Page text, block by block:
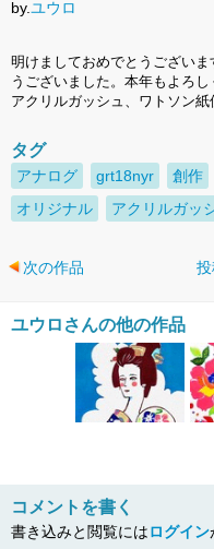
by.ユウロ
明けましておめでとうござい
うございました。本年もよろし
アクリルガッシュ、ワトソン紙
タグ
アナログ grt18nyr 創作
オリジナル
アクリルガッ
次の作品
ユウロさんの他の作品
コメントを書く
書き込みと閲覧にはログイン